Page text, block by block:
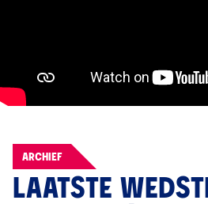
ARCHIEF
LAATSTE